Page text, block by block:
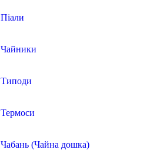
Піали
Чайники
Типоди
Термоси
Чабань (Чайна дошка)